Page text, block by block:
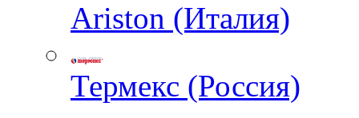
Ariston (Италия)
Термекс (Россия)